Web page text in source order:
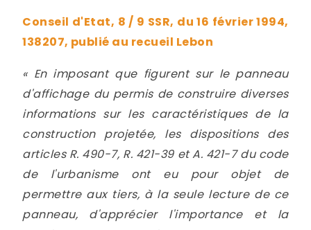
Conseil d'Etat, 8 / 9 SSR, du 16 février 1994,
138207, publié au recueil Lebon
« En imposant que figurent sur le panneau
d'affichage du permis de construire diverses
informations sur les caractéristiques de la
construction projetée, les dispositions des
articles R. 490-7, R. 421-39 et A. 421-7 du code
de l'urbanisme ont eu pour objet de
permettre aux tiers, à la seule lecture de ce
panneau, d'apprécier l'importance et la